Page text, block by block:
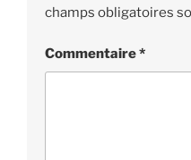
champs obligatoires
Commentaire*